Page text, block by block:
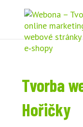
Tvorba
Hořičky